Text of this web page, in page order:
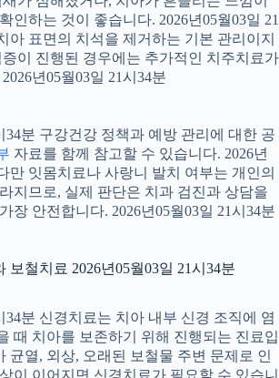
인하는 것이 좋습니다. 2026년05월03일 21
아 표면의 치석을 제거하는 기본 관리이지
이 진행된 경우에는 추가적인 치주치료가
년05월03일 21시34분
34분 구강건강 정책과 예방 관리에 대한 공
자료를 함께 참고할 수 있습니다. 2026년
만 잇몸치료나 사랑니 발치 여부는 개인의
지므로, 실제 판단은 치과 검진과 상담을
장 안전합니다. 2026년05월03일 21시34분
보철치료 2026년05월03일 21시34분
34분 신경치료는 치아 내부 신경 조직에 염
때 치아를 보존하기 위해 진행되는 진료입
균열, 외상, 오래된 보철물 주변 문제로 인
이 이어지면 신경치료가 필요할 수 있습니